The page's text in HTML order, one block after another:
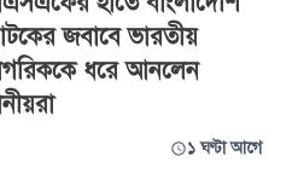
জবাবে ভারতীয়
ধরে আনলেন
১ ঘণ্টা আগে